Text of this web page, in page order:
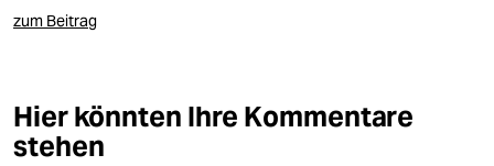
zum Beitrag
Hier könnten Ihre Kommentare
stehen